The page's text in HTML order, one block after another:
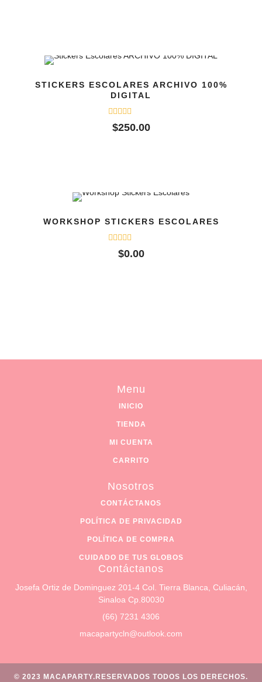
STICKERS ESCOLARES ARCHIVO 100%
DIGITAL
Valorado
con
$250.00
WORKSHOP STICKERS ESCOLARES
Valorado
con$0.00
Menu
INICIO
TIENDA
MI CUENTA
CARRITO
Nosotros
CONTÁCTANOS
POLÍTICA DE PRIVACIDAD
POLÍTICA DE COMPRA
CUIDADO DE TUS GLOBOS
Contáctanos
Josefa Ortiz de Dominguez 201-4 Col. Tierra Blanca, Culiacán,
Sinaloa Cp.80030
(66) 7231 4306
macapartycln@outlook.com
© 2023 MACAPARTY.RESERVADOS TODOS LOS DERECHOS.